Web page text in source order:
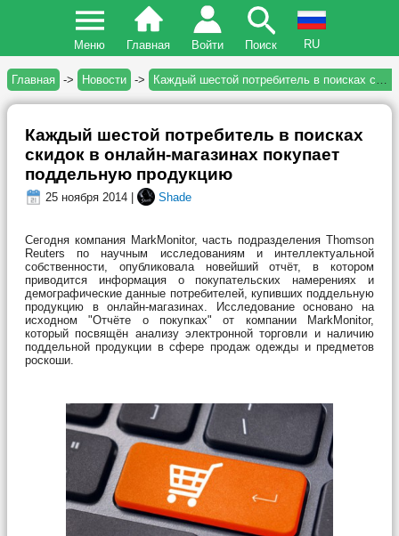
Меню Главная Войти Поиск RU
Главная -> Новости -> Каждый шестой потребитель в поисках скидок в онлайн-магазинах покупает поддельную продукцию
Каждый шестой потребитель в поисках
скидок в онлайн-магазинах покупает
поддельную продукцию
25 ноября 2014 | Shade
Сегодня компания MarkMonitor, часть подразделения Thomson
Reuters по научным исследованиям и интеллектуальной
собственности, опубликовала новейший отчёт, в котором
приводится информация о покупательских намерениях и
демографические данные потребителей, купивших поддельную
продукцию в онлайн-магазинах. Исследование основано на
исходном "Отчёте о покупках" от компании MarkMonitor,
который посвящён анализу электронной торговли и наличию
поддельной продукции в сфере продаж одежды и предметов
роскоши.